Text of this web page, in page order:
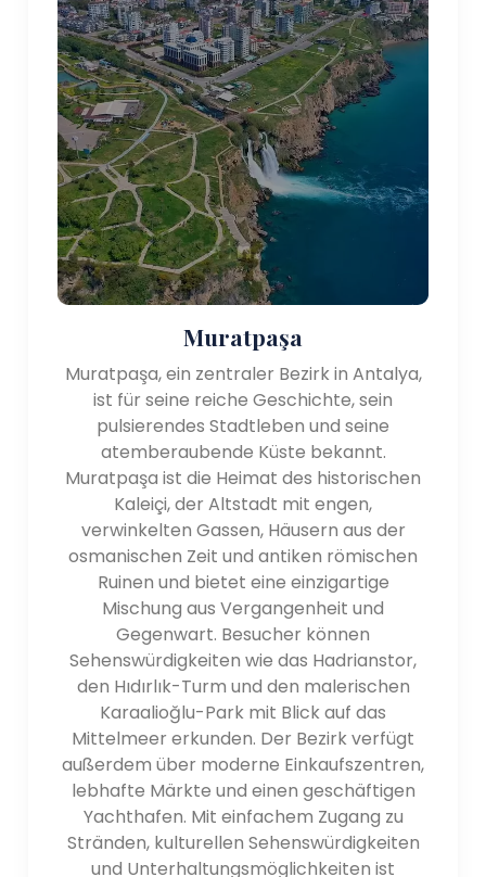
gehören:
- Nationalpark Koprulu Canyon: Dieser Nationalpark
liegt nordöstlich von Antalya und bietet
atemberaubende Naturschönheiten, darunter eine
tiefe Schlucht, üppige Wälder und den Fluss
Köprüçay. Besucher können inmitten der malerischen
Landschaften Rafting, Wandern und Picknicken
genießen.
- Saklikent-Schlucht: Die Saklikent-Schlucht,
nordwestlich von Antalya gelegen, ist ein
Naturwunder, das von rauschenden Gewässern
geformt wurde. Besucher können durch die enge
Schlucht wandern, das kühle Wasser genießen und
die hoch aufragenden Klippen bestaunen.
- Düden-Wasserfälle: Die Düden-Wasserfälle, etwas
außerhalb von Antalya gelegen, bieten eine
malerische Kulisse, in der der Fluss Duden felsige
Klippen hinabstürzt das Mittelmeer. Besucher können
die atemberaubende Aussicht genießen und in der
umliegenden Parklandschaft entspannen.
- Schmetterlingstal: Das Schmetterlingstal in der
Nähe von Fethiye ist ein verstecktes Juwel, das für
seine natürliche Schönheit und vielfältige
Schmetterlingsarten bekannt ist. Das Tal ist mit dem
Boot erreichbar und bietet Wanderwege,
Wasserfälle und einen einsamen Strand.
Transport:
Die Region Antalya ist gut angebunden und leicht
erreichbar. AntalyaDie Region Antalya liegt an der
Südwestküste der Türkei und ist ein faszinierendes
Reiseziel, das für seine atemberaubende
Muratpaşa
Muratpaşa, ein zentraler Bezirk in Antalya,
ist für seine reiche Geschichte, sein
pulsierendes Stadtleben und seine
atemberaubende Küste bekannt.
Muratpaşa ist die Heimat des historischen
Kaleiçi, der Altstadt mit engen,
verwinkelten Gassen, Häusern aus der
osmanischen Zeit und antiken römischen
Ruinen und bietet eine einzigartige
Mischung aus Vergangenheit und
Gegenwart. Besucher können
Sehenswürdigkeiten wie das Hadrianstor,
den Hıdırlık-Turm und den malerischen
Karaalioğlu-Park mit Blick auf das
Mittelmeer erkunden. Der Bezirk verfügt
außerdem über moderne Einkaufszentren,
lebhafte Märkte und einen geschäftigen
Yachthafen. Mit einfachem Zugang zu
Stränden, kulturellen Sehenswürdigkeiten
und Unterhaltungsmöglichkeiten ist